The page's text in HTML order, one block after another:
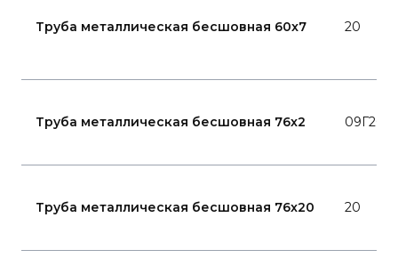
Труба металлическая бесшовная 60x7 20
Труба металлическая бесшовная 76x2 09Г2С
Труба металлическая бесшовная 76x20 20